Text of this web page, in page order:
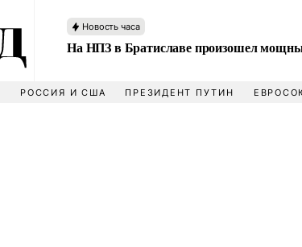
Новость часа
На НПЗ в Братиславе произошел
РОССИЯ И США ПРЕЗИДЕНТ ПУТИН